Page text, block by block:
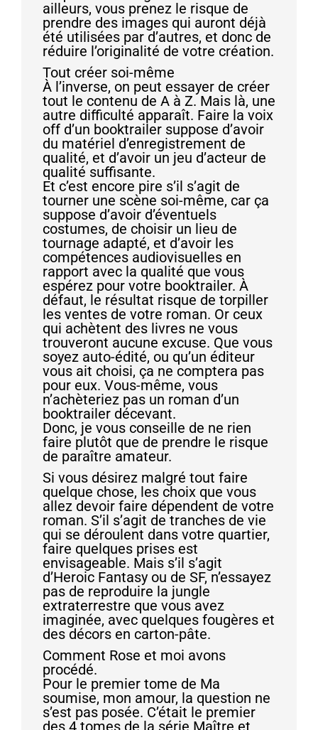
ailleurs, vous prenez le risque de
prendre des images qui auront déjà
été utilisées par d’autres, et donc de
réduire l’originalité de votre création.
Tout créer soi-même
À l’inverse, on peut essayer de créer
tout le contenu de A à Z. Mais là, une
autre difficulté apparaît. Faire la voix
off d’un booktrailer suppose d’avoir
du matériel d’enregistrement de
qualité, et d’avoir un jeu d’acteur de
qualité suffisante.
Et c’est encore pire s’il s’agit de
tourner une scène soi-même, car ça
suppose d’avoir d’éventuels
costumes, de choisir un lieu de
tournage adapté, et d’avoir les
compétences audiovisuelles en
rapport avec la qualité que vous
espérez pour votre booktrailer. À
défaut, le résultat risque de torpiller
les ventes de votre roman. Or ceux
qui achètent des livres ne vous
trouveront aucune excuse. Que vous
soyez auto-édité, ou qu’un éditeur
vous ait choisi, ça ne comptera pas
pour eux. Vous-même, vous
n’achèteriez pas un roman d’un
booktrailer décevant.
Donc, je vous conseille de ne rien
faire plutôt que de prendre le risque
de paraître amateur.
Si vous désirez malgré tout faire
quelque chose, les choix que vous
allez devoir faire dépendent de votre
roman. S’il s’agit de tranches de vie
qui se déroulent dans votre quartier,
faire quelques prises est
envisageable. Mais s’il s’agit
d’Heroic Fantasy ou de SF, n’essayez
pas de reproduire la jungle
extraterrestre que vous avez
imaginée, avec quelques fougères et
des décors en carton-pâte.
Comment Rose et moi avons
procédé.
Pour le premier tome de Ma
soumise, mon amour, la question ne
s’est pas posée. C’était le premier
des 4 tomes de la série Maître et